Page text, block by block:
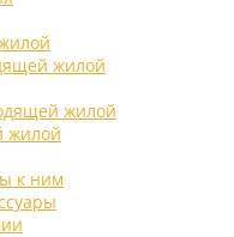
жилой
жилой
жилой
к ним